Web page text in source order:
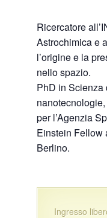
Ricercatore
Astrochimica e
l’origine e la
nello spazio.
PhD in Scienza
per l’Agenzia
Einstein Fellow
Berlino.
Ingresso